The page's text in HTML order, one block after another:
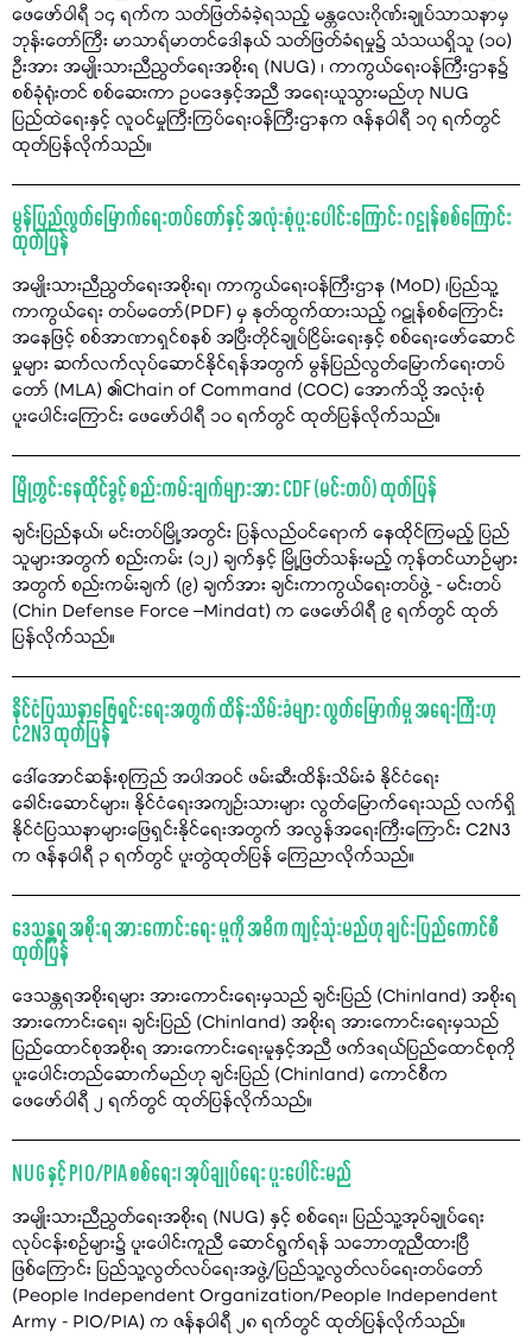
ဖေဖော်ဝါရီ ၁၄ ရက်က သတ်ဖြတ်ခံခဲ့ရသည့် မန္တလေးဂိုဏ်းချုပ်သာသနာမှ
ဘုန်းတော်ကြီး မာသာရ်မာတင်ဒေါနယ် သတ်ဖြတ်ခံရမှု၌ သံသယရှိသူ (၁၀)
ဦးအား အမျိုးသားညီညွတ်ရေးအစိုးရ (NUG) ၊ ကာကွယ်ရေးဝန်ကြီးဌာန၌
စစ်ခုံရုံးတင် စစ်ဆေးကာ ဥပဒေနှင့်အညီ အရေးယူသွားမည်ဟု NUG
ပြည်ထဲရေးနှင့် လူဝင်မှုကြီးကြပ်ရေးဝန်ကြီးဌာနက ဇန်နဝါရီ ၁၇ ရက်တွင်
ထုတ်ပြန်လိုက်သည်။
မွန်ပြည်လွတ်မြောက်ရေးတပ်တော်နှင့် အလုံးစုံပူးပေါင်းကြောင်း ဂဠုန်စစ်ကြောင်း
ထုတ်ပြန်
အမျိုးသားညီညွတ်ရေးအစိုးရ၊ ကာကွယ်ရေးဝန်ကြီးဌာန (MoD) ၊ပြည်သူ့
ကာကွယ်ရေး တပ်မတော်(PDF) မှ နုတ်ထွက်ထားသည့် ဂဠုန်စစ်ကြောင်း
အနေဖြင့် စစ်အာဏာရှင်စနစ် အပြီးတိုင်ချုပ်ငြိမ်းရေးနှင့် စစ်ရေးဖော်ဆောင်
မှုများ ဆက်လက်လုပ်ဆောင်နိုင်ရန်အတွက် မွန်ပြည်လွတ်မြောက်ရေးတပ်
တော် (MLA) ၏Chain of Command (COC) အောက်သို့ အလုံးစုံ
ပူးပေါင်းကြောင်း ဖေဖော်ဝါရီ ၁၀ ရက်တွင် ထုတ်ပြန်လိုက်သည်။
မြို့တွင်းနေထိုင်ခွင့် စည်းကမ်းချက်များအား CDF (မင်းတပ်) ထုတ်ပြန်
ချင်းပြည်နယ်၊ မင်းတပ်မြို့အတွင်း ပြန်လည်ဝင်ရောက် နေထိုင်ကြမည့် ပြည်
သူများအတွက် စည်းကမ်း (၁၂) ချက်နှင့် မြို့ဖြတ်သန်းမည့် ကုန်တင်ယာဉ်များ
အတွက် စည်းကမ်းချက် (၉) ချက်အား ချင်းကာကွယ်ရေးတပ်ဖွဲ့ - မင်းတပ်
(Chin Defense Force –Mindat) က ဖေဖော်ဝါရီ ၉ ရက်တွင် ထုတ်
ပြန်လိုက်သည်။
နိုင်ငံပြဿနာဖြေရှင်းရေးအတွက် ထိန်းသိမ်းခံများ လွတ်မြောက်မှု အရေးကြီးဟု
C2N3 ထုတ်ပြန်
ဒေါ်အောင်ဆန်းစုကြည် အပါအဝင် ဖမ်းဆီးထိန်းသိမ်းခံ နိုင်ငံရေး
ခေါင်းဆောင်များ၊ နိုင်ငံရေးအကျဉ်းသားများ လွတ်မြောက်ရေးသည် လက်ရှိ
နိုင်ငံပြဿနာများဖြေရှင်းနိုင်ရေးအတွက် အလွန်အရေးကြီးကြောင်း C2N3
က ဇန်နဝါရီ ၃ ရက်တွင် ပူးတွဲထုတ်ပြန် ကြေညာလိုက်သည်။
ဒေသန္တရ အစိုးရ အားကောင်းရေး မူကို အဓိက ကျင့်သုံးမည်ဟု ချင်းပြည်ကောင်စီ
ထုတ်ပြန်
ဒေသန္တရအစိုးရများ အားကောင်းရေးမှသည် ချင်းပြည် (Chinland) အစိုးရ
အားကောင်းရေး၊ ချင်းပြည် (Chinland) အစိုးရ အားကောင်းရေးမှသည်
ပြည်ထောင်စုအစိုးရ အားကောင်းရေးမူနှင့်အညီ ဖက်ဒရယ်ပြည်ထောင်စုကို
ပူးပေါင်းတည်ဆောက်မည်ဟု ချင်းပြည် (Chinland) ကောင်စီက
ဖေဖော်ဝါရီ ၂ ရက်တွင် ထုတ်ပြန်လိုက်သည်။
NUG နှင့် PIO/PIA စစ်ရေး၊ အုပ်ချုပ်ရေး ပူးပေါင်းမည်
အမျိုးသားညီညွတ်ရေးအစိုးရ (NUG) နှင့် စစ်ရေး၊ ပြည်သူ့အုပ်ချုပ်ရေး
လုပ်ငန်းစဉ်များ၌ ပူးပေါင်းကူညီ ဆောင်ရွက်ရန် သဘောတူညီထားပြီ
ဖြစ်ကြောင်း ပြည်သူ့လွတ်လပ်ရေးအဖွဲ့/ပြည်သူ့လွတ်လပ်ရေးတပ်တော်
(People Independent Organization/People Independent
Army - PIO/PIA) က ဇန်နဝါရီ ၂၈ ရက်တွင် ထုတ်ပြန်လိုက်သည်။